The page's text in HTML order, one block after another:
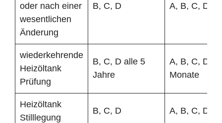
oder nach einer
wesentlichen
Änderung
B, C, D A, B, C, D
wiederkehrende
Heizöltank
Prüfung
B, C, D alle 5
Jahre
A, B, C, D
Monate
Heizöltank
Stilllegung
B, C, D A, B, C, D